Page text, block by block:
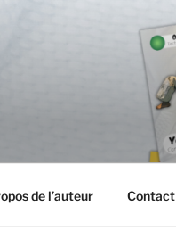
de l’auteur Contact